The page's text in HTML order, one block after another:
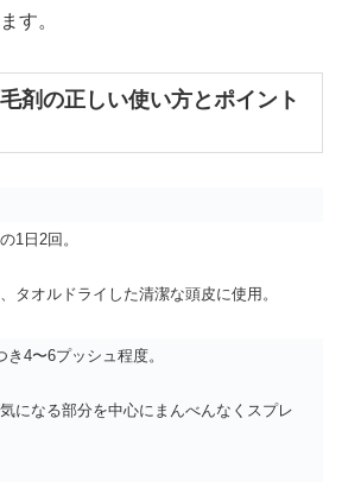
す。
剤の正しい使い方とポイント
1日2回。
タオルドライした清潔な頭皮に使用。
き4〜6プッシュ程度。
になる部分を中心にまんべんなくスプレ